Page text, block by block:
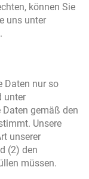
können Sie
uns unter
Daten nur so
unter
gemäß den
Unsere
unserer
(2) den
müssen.